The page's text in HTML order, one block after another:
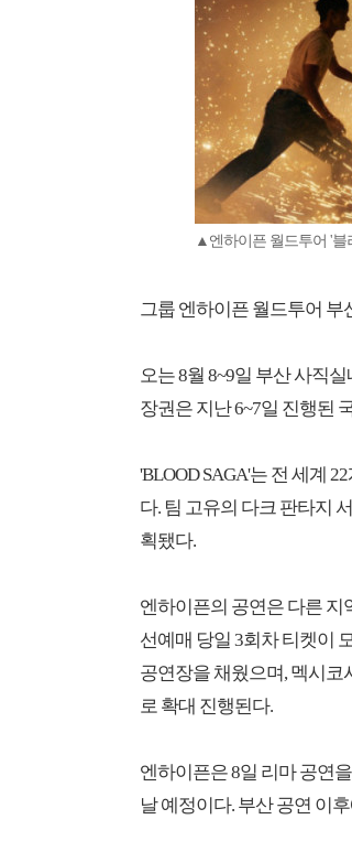
▲엔하이픈 월드투어 '블
그룹 엔하이픈 월드투어 부
오는 8월 8~9일 부산 사직
장권은 지난 6~7일 진행된
'BLOOD SAGA'는 전 세계
다. 팀 고유의 다크 판타지
획됐다.
엔하이픈의 공연은 다른 지
선예매 당일 3회차 티켓이
공연장을 채웠으며, 멕시코
로 확대 진행된다.
엔하이픈은 8일 리마 공연
날 예정이다. 부산 공연 이